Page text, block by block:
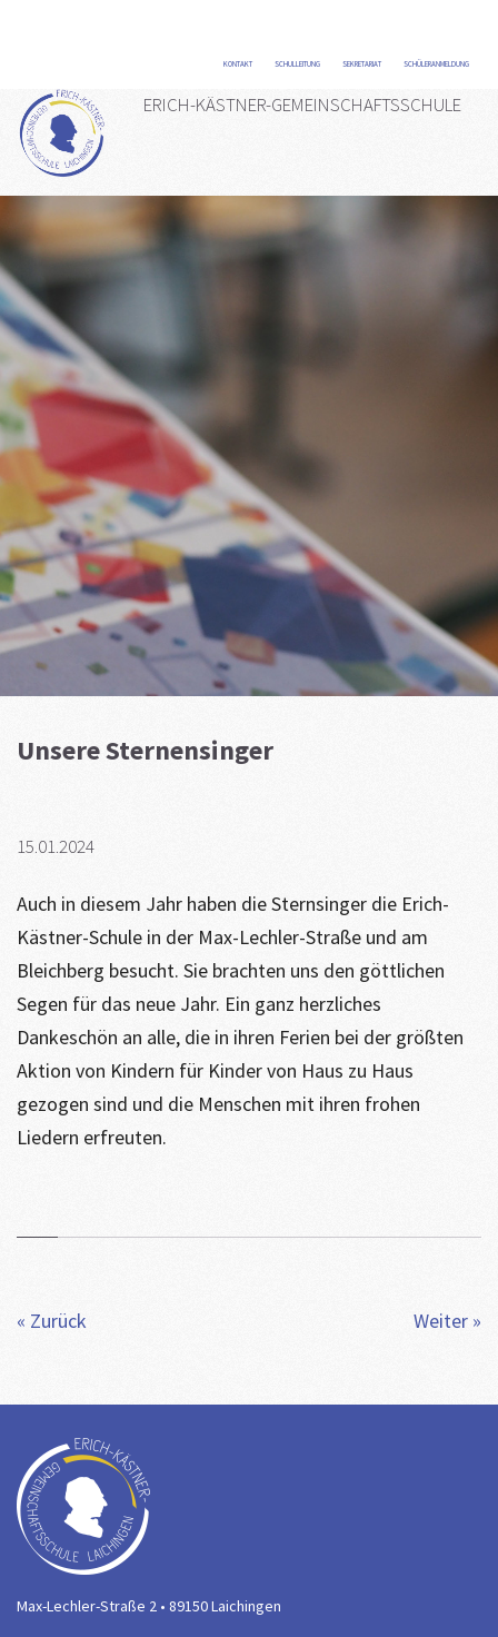
KONTAKT SCHULLEITUNG SEKRETARIAT SCHÜLERANMELDUNG
ERICH-KÄSTNER-GEMEINSCHAFTSSCHULE
Unsere Sternensinger
15.01.2024
Auch in diesem Jahr haben die Sternsinger die Erich-
Kästner-Schule in der Max-Lechler-Straße und am
Bleichberg besucht. Sie brachten uns den göttlichen
Segen für das neue Jahr. Ein ganz herzliches
Dankeschön an alle, die in ihren Ferien bei der größten
Aktion von Kindern für Kinder von Haus zu Haus
gezogen sind und die Menschen mit ihren frohen
Liedern erfreuten.
Weiter »
« Zurück
Max-Lechler-Straße 2 • 89150 Laichingen